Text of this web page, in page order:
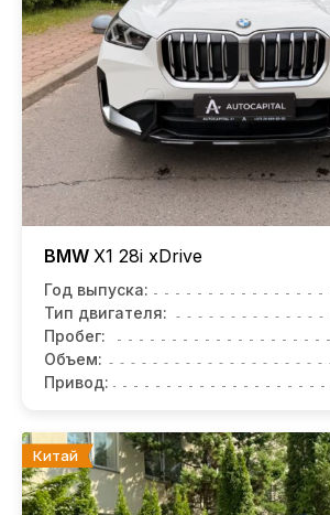
BMW X1 28i xDrive
Год выпуска:
Тип двигателя:
Пробег:
Объем:
Привод:
Китай